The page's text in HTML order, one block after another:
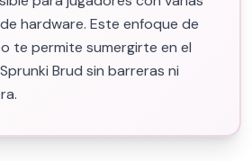
hardware. Este enfoque de
te permite sumergirte en el
Brud sin barreras ni